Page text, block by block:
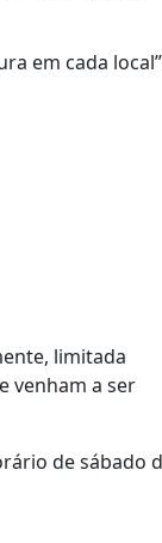
em cada
limitada
venham a ser
de sábado